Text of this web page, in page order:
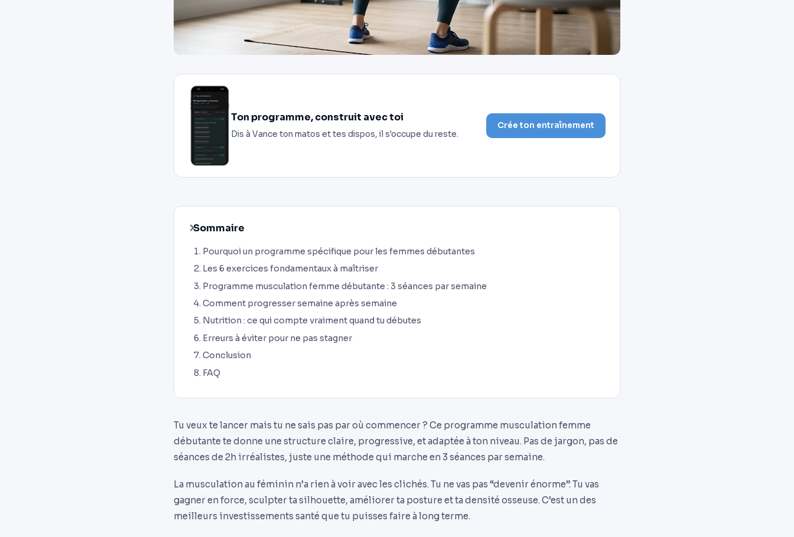
Ton programme, construit avec toi
Dis à Vance ton matos et tes dispos, il s'occupe du reste.
Crée ton entraînement
Sommaire
Pourquoi un programme spécifique pour les femmes débutantes
Les 6 exercices fondamentaux à maîtriser
Programme musculation femme débutante : 3 séances par semaine
Comment progresser semaine après semaine
Nutrition : ce qui compte vraiment quand tu débutes
Erreurs à éviter pour ne pas stagner
Conclusion
FAQ
Tu veux te lancer mais tu ne sais pas par où commencer ? Ce programme musculation femme
débutante te donne une structure claire, progressive, et adaptée à ton niveau. Pas de jargon, pas de
séances de 2h irréalistes, juste une méthode qui marche en 3 séances par semaine.
La musculation au féminin n’a rien à voir avec les clichés. Tu ne vas pas “devenir énorme”. Tu vas
gagner en force, sculpter ta silhouette, améliorer ta posture et ta densité osseuse. C’est un des
meilleurs investissements santé que tu puisses faire à long terme.